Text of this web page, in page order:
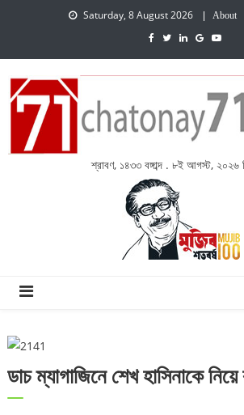
Saturday, 8 August 2026 About
শ্রাবণ, ১৪৩৩ বঙ্গাব্দ . ৮ই আগস্ট, ২০২৬
ডাচ ম্যাগাজিনে শেখ হাসিনাকে